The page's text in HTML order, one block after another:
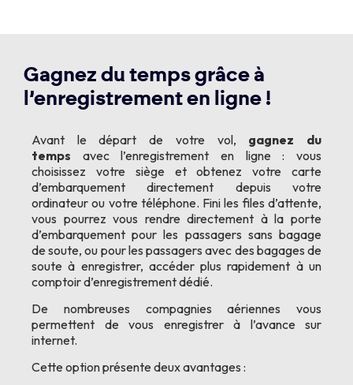
Gagnez du temps grâce à
l’enregistrement en ligne !
Avant le départ de votre vol, gagnez du
temps avec l’enregistrement en ligne : vous
choisissez votre siège et obtenez votre carte
d’embarquement directement depuis votre
ordinateur ou votre téléphone. Fini les files d’attente,
vous pourrez vous rendre directement à la porte
d’embarquement pour les passagers sans bagage
de soute, ou pour les passagers avec des bagages de
soute à enregistrer, accéder plus rapidement à un
comptoir d’enregistrement dédié.
De nombreuses compagnies aériennes vous
permettent de vous enregistrer à l’avance sur
internet.
Cette option présente deux avantages :